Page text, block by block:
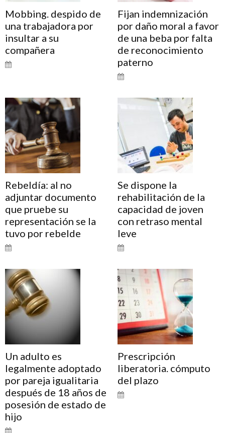
Mobbing. despido de
una trabajadora por
insultar a su
compañera
Fijan indemnización
por daño moral a favor
de una beba por falta
de reconocimiento
paterno
Rebeldía: al no
adjuntar documento
que pruebe su
representación se la
tuvo por rebelde
Se dispone la
rehabilitación de la
capacidad de joven
con retraso mental
leve
Un adulto es
legalmente adoptado
por pareja igualitaria
después de 18 años de
posesión de estado de
hijo
Prescripción
liberatoria. cómputo
del plazo